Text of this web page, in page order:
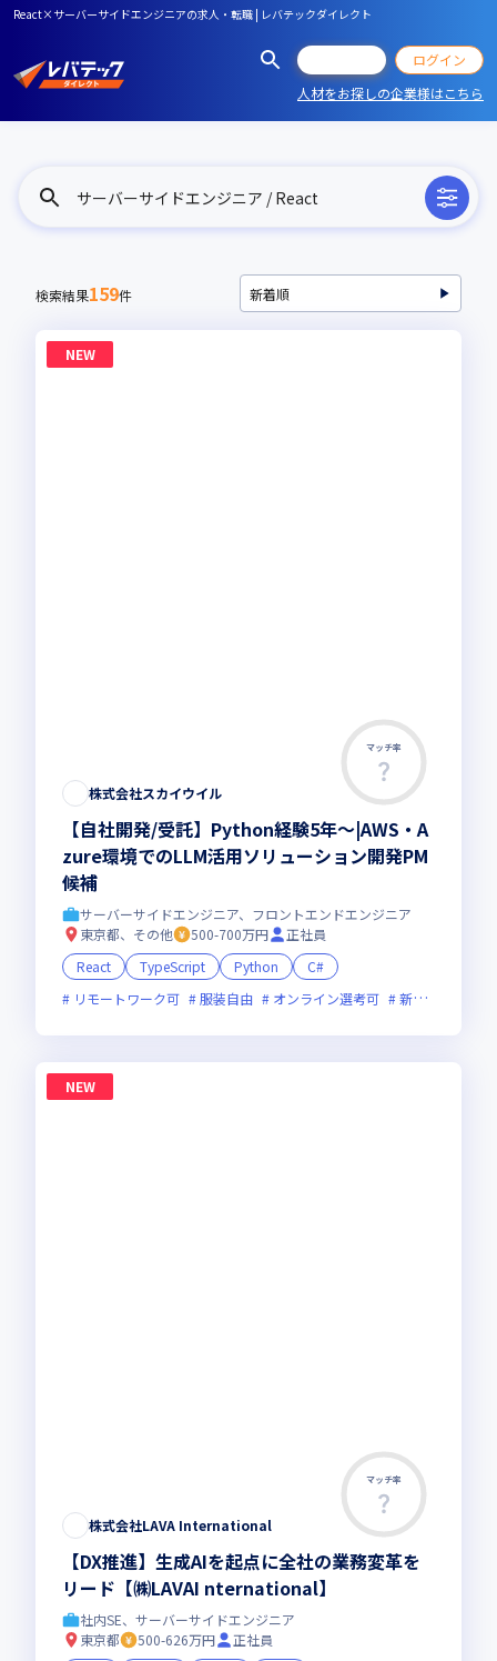
React×サーバーサイドエンジニアの求人・転職 | レバテックダイレクト
ログイン
人材をお探しの企業様はこちら
サーバーサイドエンジニア / React
検索結果159件
NEW
マッチ率
株式会社スカイウイル
【自社開発/受託】Python経験5年～|AWS・A
zure環境でのLLM活用ソリューション開発PM
候補
サーバーサイドエンジニア、フロントエンドエンジニア
東京都、その他
500-700万円
正社員
React
TypeScript Python
C#
リモートワーク可
服装自由 オンライン選考可 新規立ち上げ
NEW
マッチ率
株式会社LAVA International
【DX推進】生成AIを起点に全社の業務変革を
リード【㈱LAVAI nternational】
社内SE、サーバーサイドエンジニア
東京都
500-626万円
正社員